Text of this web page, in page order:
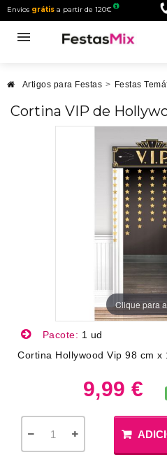
Envios grátis a partir de 120€
Artigos para Festas > Festas
Cortina VIP de
Clique para
Pacote: 1 ud
Cortina Hollywood Vip 98 cm x
9,99 €